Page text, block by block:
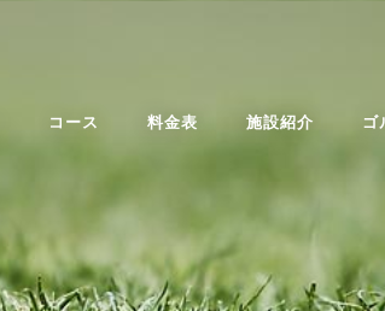
コース 料金表 施設紹介 ゴ